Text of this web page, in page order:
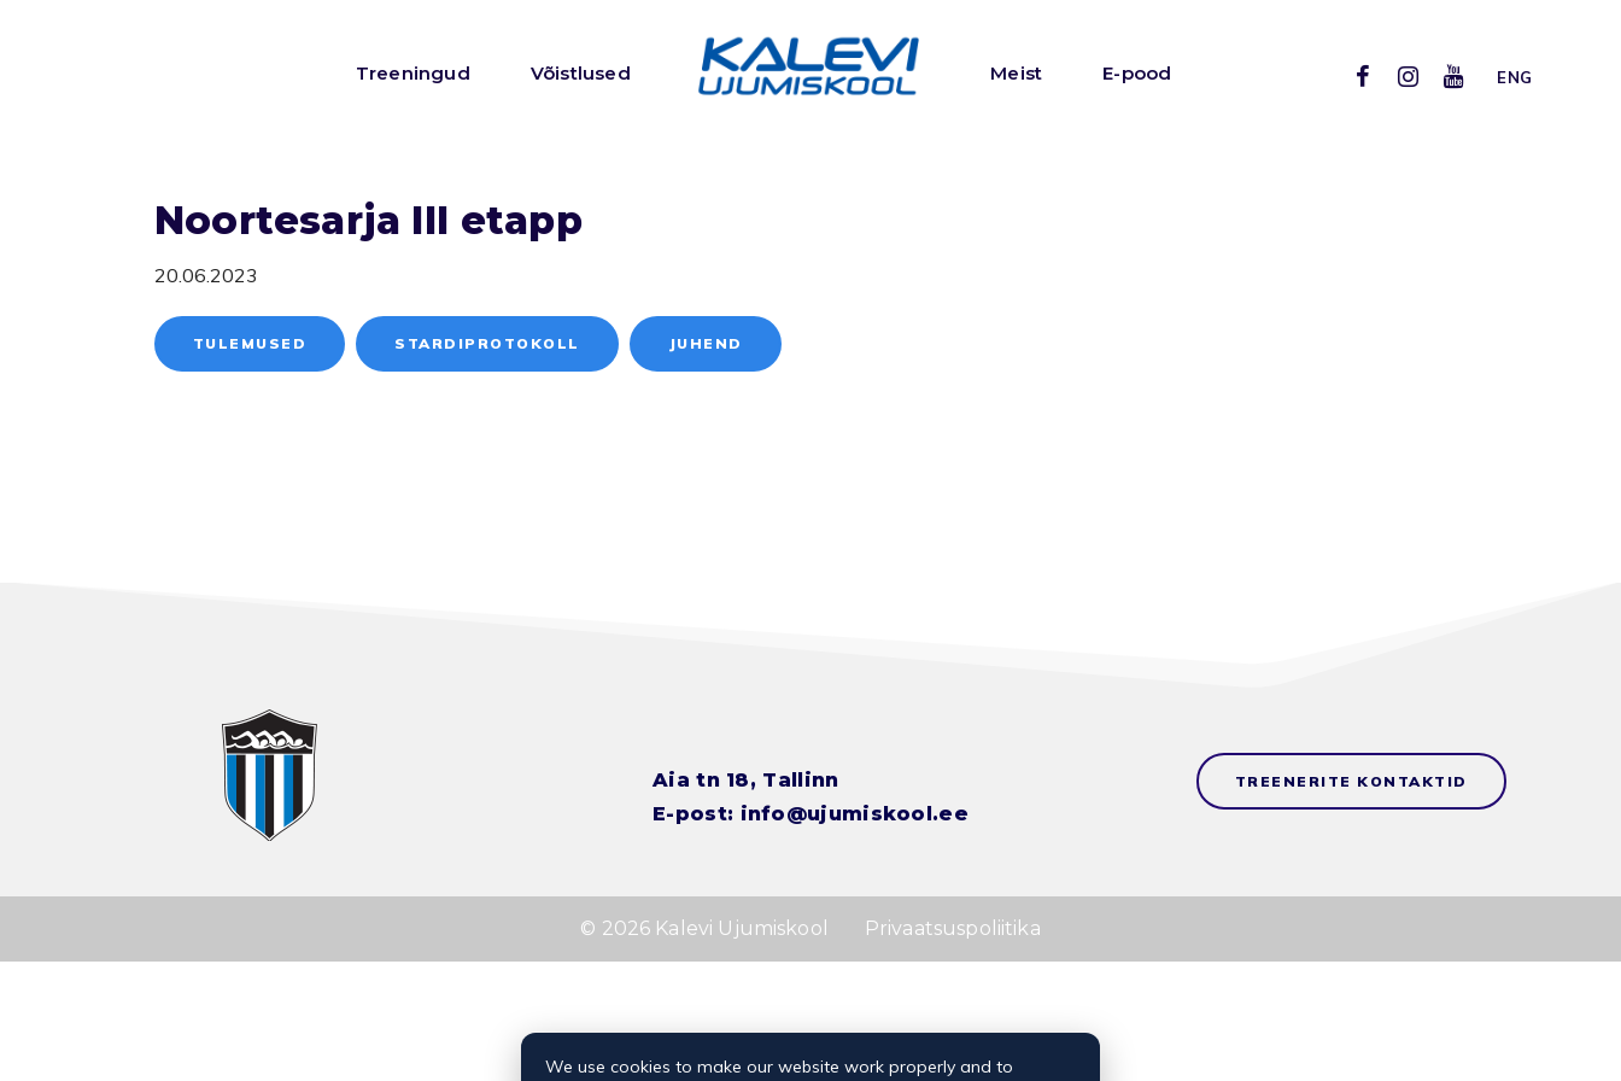
ENG
Treeningud Võistlused Meist E-pood
Noortesarja III etapp
20.06.2023
TULEMUSED STARDIPROTOKOLL JUHEND
Aia tn 18, Tallinn
E-post: info@ujumiskool.ee
TREENERITE KONTAKTID
© 2026 Kalevi Ujumiskool Privaatsuspoliitika
We use cookies to make our website work properly and to